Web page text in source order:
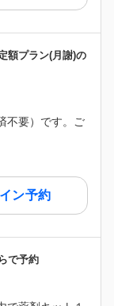
額プラン(月謝)の
不要）です。ご
ン予約
で予約